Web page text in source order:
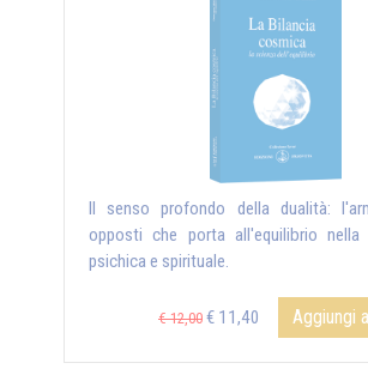
Il senso profondo della dualità:
opposti che porta all'equilibrio
psichica e spirituale.
€ 12,00 € 11,40 Aggiungi